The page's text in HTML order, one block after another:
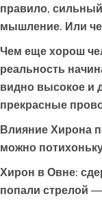
правило,
мышление. Или
Чем еще хорош
реальность
видно высокое и
прекрасные
Влияние Хирона
можно
Хирон в Овне:
попали стрелой